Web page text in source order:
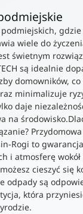
wiele do
świetnym
są idealnie
domowników,
minimalizuje
daje
na
Rogi to
i atmosferę
cieszyć się
odpady są
która